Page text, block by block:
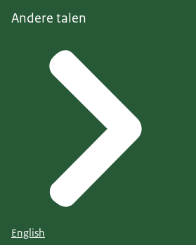
Andere talen
English